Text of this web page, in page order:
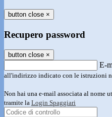
button close ×
Recupero password
button close ×
E-
all'indirizzo indicato con le istruzioni
Non hai una e-mail associata al nome
tramite la Login Spaggiari